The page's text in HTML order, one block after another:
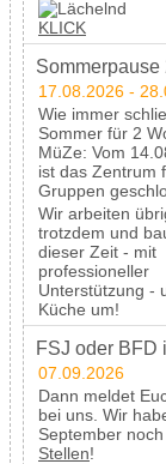
KLICK
Sommerpause
17.08.2026 -
Wie immer
Sommer für 2
MüZe: Vom
ist das Zentrum
Gruppen
Wir arbeiten
trotzdem und
dieser Zeit - mit
professioneller
Unterstützung -
Küche um!
FSJ oder BFD
07.09.2026
Dann meldet
bei uns. Wir
September
Stellen!